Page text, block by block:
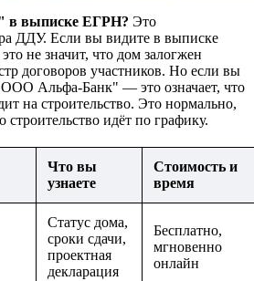
в выписке ЕГРН? Это
ДДУ. Если вы видите в выписке
не значит, что дом залогжен
договоров участников. Но если вы
ООО Альфа-Банк" — это означает, что
на строительство. Это нормально,
строительство идёт по графику.
Что вы
узнаете
Стоимость и
время
Статус дома,
сроки сдачи,
проектная
декларация
Бесплатно,
мгновенно
онлайн